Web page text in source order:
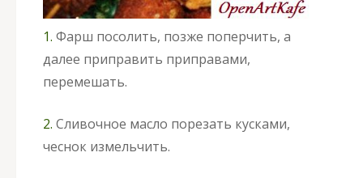
1. Фарш посолить, позже поперчить, а
далее приправить приправами,
перемешать.
2. Сливочное масло порезать кусками,
чеснок измельчить.